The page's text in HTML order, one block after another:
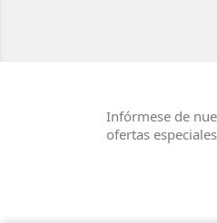
Infórmese de
ofertas especiales